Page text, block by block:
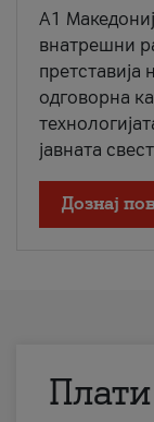
A1
внатрешни
одговорна
јавната
Дознај